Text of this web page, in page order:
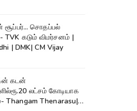
சூப்பர்... சொதப்பல்
TVK கடும் விமர்சனம் |
| DMK| CM Vijay
கடன்
லட்சம் கோடியாக
Thangam Thenarasu|